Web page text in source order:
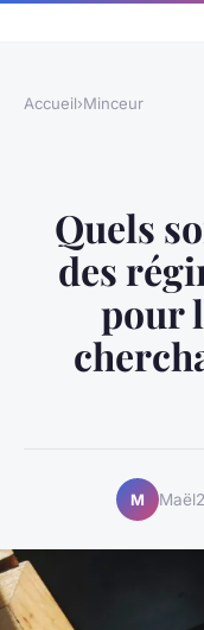
Accueil›Minceur
Quels
des
pour
M Maël